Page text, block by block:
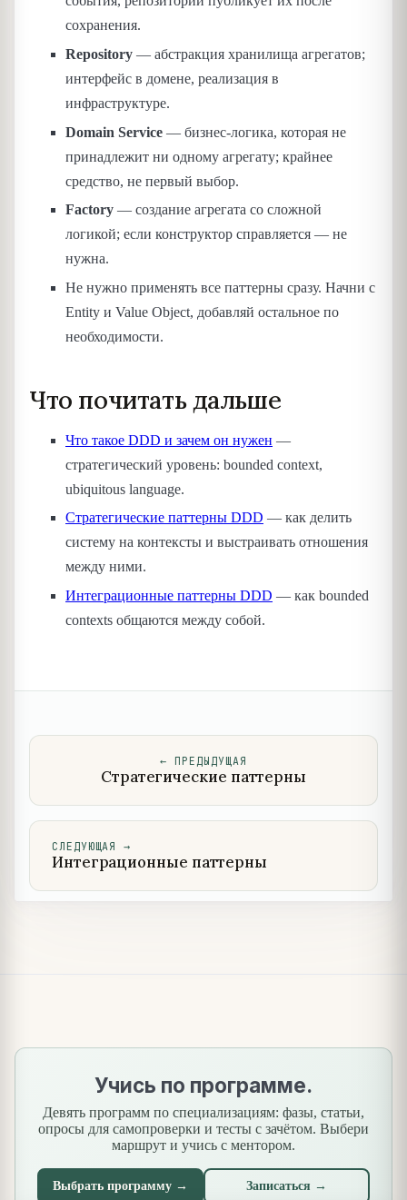
сохранения.
Repository — абстракция хранилища агрегатов;
интерфейс в домене, реализация в
инфраструктуре.
Domain Service — бизнес-логика, которая не
принадлежит ни одному агрегату; крайнее
средство, не первый выбор.
Factory — создание агрегата со сложной
логикой; если конструктор справляется — не
нужна.
Не нужно применять все паттерны сразу. Начни с
Entity и Value Object, добавляй остальное по
необходимости.
Что почитать дальше
Что такое DDD и зачем он нужен —
стратегический уровень: bounded context,
ubiquitous language.
Стратегические паттерны DDD — как делить
систему на контексты и выстраивать отношения
между ними.
Интеграционные паттерны DDD — как bounded
contexts общаются между собой.
← ПРЕДЫДУЩАЯ
Стратегические паттерны
СЛЕДУЮЩАЯ →
Интеграционные паттерны
Учись по программе.
Девять программ по специализациям: фазы, статьи,
опросы для самопроверки и тесты с зачётом. Выбери
маршрут и учись с ментором.
Выбрать программу → Записаться →